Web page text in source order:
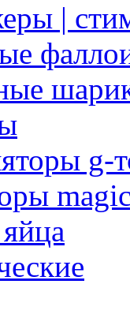
|
g-